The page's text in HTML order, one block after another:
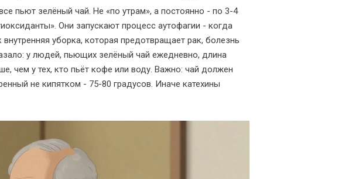
пьют зелёный чай. Не «по утрам», а постоянно - по 3-4
Они запускают процесс аутофагии - когда
уборка, которая предотвращает рак, болезнь
у людей, пьющих зелёный чай ежедневно, длина
чем у тех, кто пьёт кофе или воду. Важно: чай должен
не кипятком - 75-80 градусов. Иначе катехины